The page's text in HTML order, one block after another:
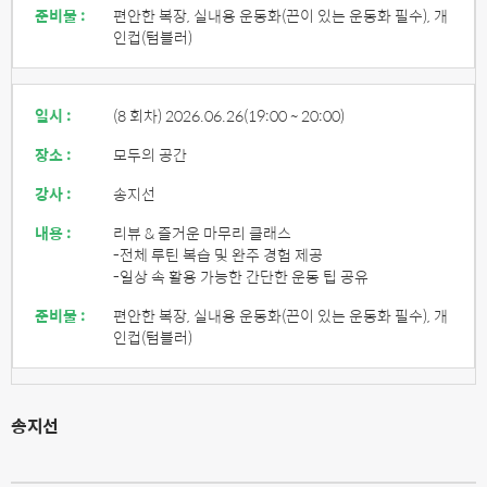
준비물 :
편안한 복장, 실내용 운동화(끈이 있는 운동화 필수), 개
인컵(텀블러)
일시 : (8 회차) 2026.06.26(19:00 ~ 20:00)
장소 :
모두의 공간
강사 :
송지선
내용 :
리뷰 & 즐거운 마무리 클래스
-전체 루틴 복습 및 완주 경험 제공
-일상 속 활용 가능한 간단한 운동 팁 공유
준비물 :
편안한 복장, 실내용 운동화(끈이 있는 운동화 필수), 개
인컵(텀블러)
송지선